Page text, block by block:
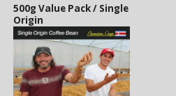
500g Value Pack / Single
Origin